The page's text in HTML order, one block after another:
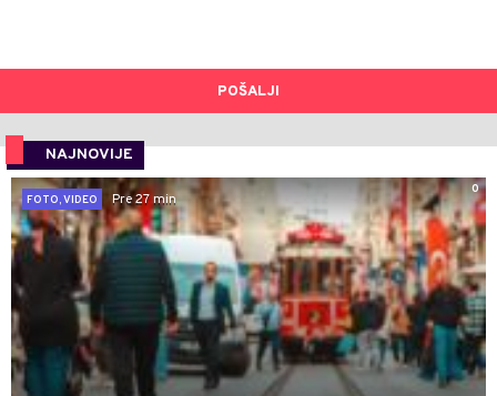
POŠALJI
NAJNOVIJE
0
FOTO, VIDEO
Pre 27 min